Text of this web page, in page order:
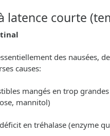
latence courte
des nausées,
causes:
mangés en trop
mannitol)
en tréhalase (enzyme